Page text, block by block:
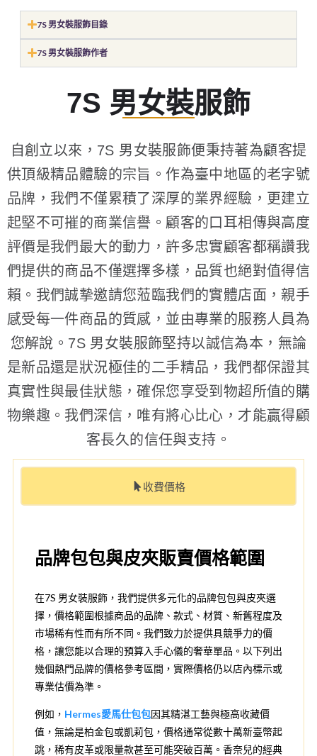
7S 男女裝服飾目錄
7S 男女裝服飾作者
7S 男女裝服飾
自創立以來，7S 男女裝服飾便秉持著為顧客提
供頂級精品體驗的宗旨。作為臺中地區的老字號
品牌，我們不僅累積了深厚的業界經驗，更建立
起堅不可摧的商業信譽。顧客的口耳相傳與高度
評價是我們最大的動力，許多忠實顧客都稱讚我
們提供的商品不僅選擇多樣，品質也絕對值得信
賴。我們誠摯邀請您蒞臨我們的實體店面，親手
感受每一件商品的質感，並由專業的服務人員為
您解說。7S 男女裝服飾堅持以誠信為本，無論
是新品還是狀況極佳的二手精品，我們都保證其
真實性與最佳狀態，確保您享受到物超所值的購
物樂趣。我們深信，唯有將心比心，才能贏得顧
客長久的信任與支持。
收費價格
品牌包包與皮夾販賣價格範圍
在7S 男女裝服飾，我們提供多元化的品牌包包與皮夾選
擇，價格範圍根據商品的品牌、款式、材質、新舊程度及
市場稀有性而有所不同。我們致力於提供具競爭力的價
格，讓您能以合理的預算入手心儀的奢華單品。以下列出
幾個熱門品牌的價格參考區間，實際價格仍以店內標示或
專業估價為準。
例如， Hermes愛馬仕包包因其精湛工藝與極高收藏價
值，無論是柏金包或凱莉包，價格通常從數十萬新臺幣起
跳，稀有皮革或限量款甚至可能突破百萬。香奈兒的經典